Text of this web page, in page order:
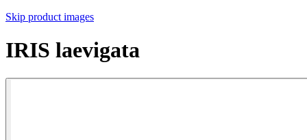
Skip product images
IRIS laevigata